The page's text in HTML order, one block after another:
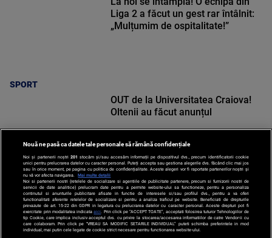
SPORT
Liga 2 a făcut un gest rar întâlnit:
„Mulțumim de ospitalitate!”
SPORT
OUT de la Universitatea Craiova!
Oltenii au făcut anunțul
Nouă ne pasă ca datele tale personale să rămână confidențiale
Noi și partenerii noștri 201 stocăm și/sau accesăm informații pe dispozitivul dvs., precum identificatorii cookie
unici pentru prelucrarea datelor cu caracter personal. Puteți accepta sau gestiona alegerile dvs. făcând clic mai jos
sau în orice moment, pe pagina cu politica de confidențialitate. Aceste alegeri vor fi raportate partenerilor noștri și
nu vă vor afecta navigarea.
Mai multe detalii
Noi si partenerii nostri (retelele de socializare si agentiile de publicitate partenere, precum si furnizorii nostri de
servicii de date analitice) prelucram date pentru a permite website-ului sa functioneze, pentru a personaliza
continutul si anunturile publicitare afisate in functie de interesele si/sau profilul dvs., pentru a va oferi
functionalitati aferente retelelor de socializare si pentru a analiza traficul pe website. Beneficiati de drepturile
prevazute de art. 15-22 din GDPR in legatura cu prelucrarea datelor cu caracter personal. Aceste drepturi pot fi
exercitate prin modalitatea indicataaici . Prin click pe “ACCEPT TOATE”, acceptati folosirea tuturor Tehnologiilor de
tip Cookie, care implica inclusiv acceptul dvs. cu privire la stocarea/accesarea informatiilor de catre Vendor-ii cu
care colaboram. Prin click pe “VREAU SA MODIFIC SETARILE INDIVIDUAL” puteti schimba preferintele in mod
individual, mai putin cele legate de cookie strict necesare pentru functionarea website-ului.